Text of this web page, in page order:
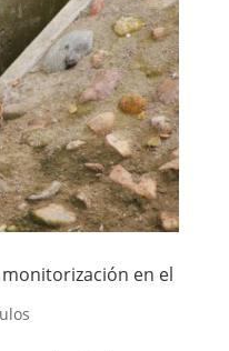
en el